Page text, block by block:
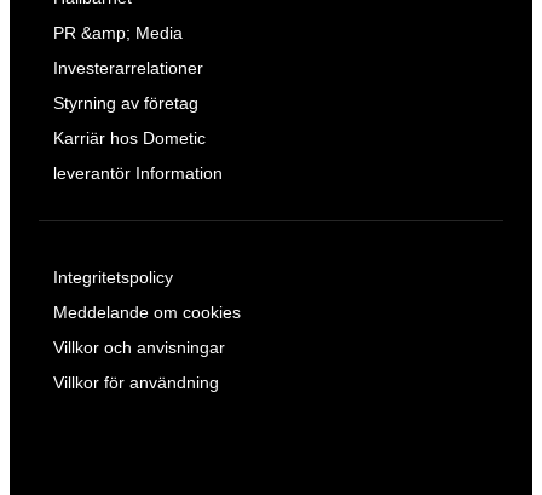
PR &amp; Media
Investerarrelationer
Styrning av företag
Karriär hos Dometic
leverantör Information
Integritetspolicy
Meddelande om cookies
Villkor och anvisningar
Villkor för användning